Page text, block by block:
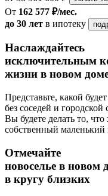
От 162 577 ₽/мес.
до 30 лет в ипотеку
Наслаждайтесь
исключительным
жизни в новом
Представьте, какой
без соседей и городской
Вы будете делать то,
собственный
Отмечайте
новоселье в новом
в кругу близких